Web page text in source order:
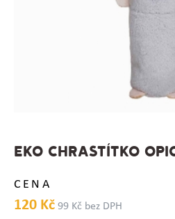
EKO CHRASTÍTKO
CENA
120 Kč 99 Kč bez DPH